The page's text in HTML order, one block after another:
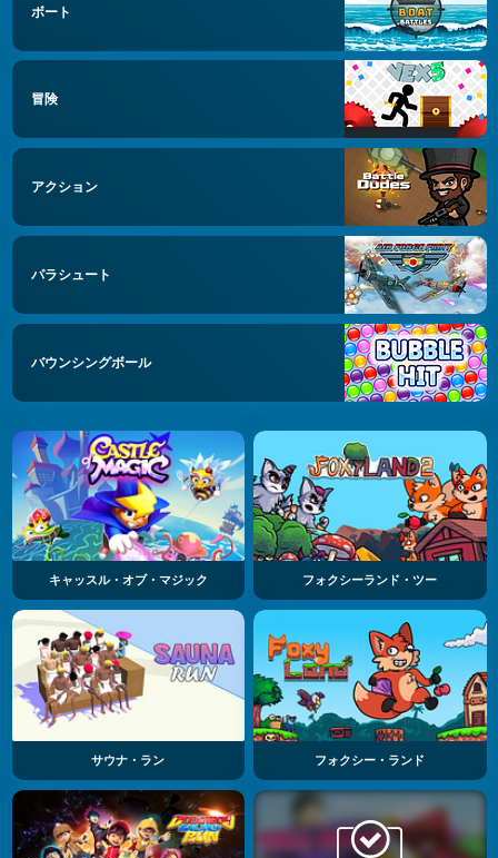
ボート
冒険
アクション
パラシュート
バウンシングボール
キャッスル・オブ・マジック フォクシーランド・ツー
サウナ・ラン フォクシー・ランド